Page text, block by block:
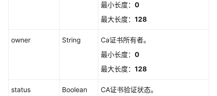
最小长度： 0
最大长度： 128
owner String
Ca证书所有者。
最小长度： 0
最大长度： 128
status Boolean CA证书验证状态。